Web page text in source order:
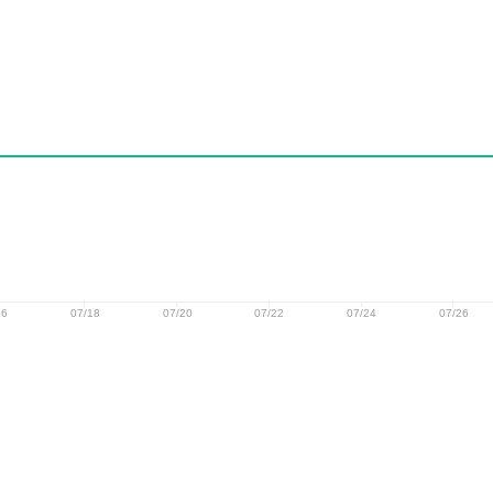
07/18 07/20 07/22 07/24 07/26